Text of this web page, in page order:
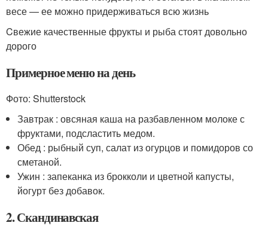
весе — ее можно придерживаться всю жизнь
Cвежие качественные фрукты и рыба стоят довольно
дорого
Примерное меню на день
Фото: Shutterstock
Завтрак : овсяная каша на разбавленном молоке с
фруктами, подсластить медом.
Обед : рыбный суп, салат из огурцов и помидоров со
сметаной.
Ужин : запеканка из брокколи и цветной капусты,
йогурт без добавок.
2. Скандинавская